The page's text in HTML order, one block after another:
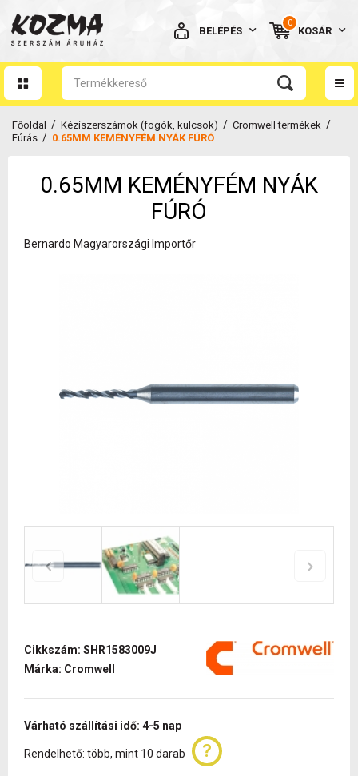
BELÉPÉS
BELÉPÉS
0
KOSÁR
Főoldal / Kéziszerszámok (fogók, kulcsok) / Cromwell termékek /
Fúrás / 0.65MM KEMÉNYFÉM NYÁK FÚRÓ
0.65MM KEMÉNYFÉM NYÁK
FÚRÓ
Bernardo Magyarországi Importőr
Cikkszám: SHR1583009J
Márka: Cromwell
Várható szállítási idő: 4-5 nap
Rendelhető: több, mint 10 darab